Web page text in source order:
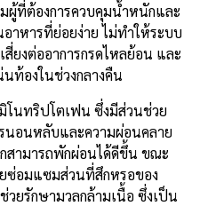
ผู้ที่ต้องการควบคุมน้ำหนักและ
อาหารที่ย่อยง่าย ไม่ทำให้ระบบ
ยงต่ออาการกรดไหลย้อน และ
ท้องในช่วงกลางคืน
โนทริปโตเฟน ซึ่งมีส่วนช่วย
รนอนหลับและความผ่อนคลาย
ามารถพักผ่อนได้ดีขึ้น ขณะ
ยซ่อมแซมส่วนที่สึกหรอของ
วยรักษามวลกล้ามเนื้อ ซึ่งเป็น